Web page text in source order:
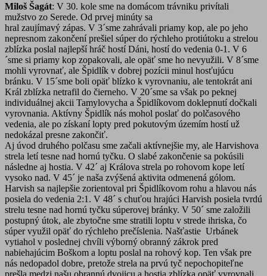
Miloš Šagát: V 30. kole sme na domácom trávniku privítali
mužstvo zo Serede. Od prvej minúty sa
hral zaujímavý zápas. V 3´sme zahrávali priamy kop, ale po jeho
nepresnom zakončení prešiel súper do rýchleho protiútoku a strelou
zblízka poslal najlepší hráč hostí Dáni, hostí do vedenia 0-1. V 6
´sme si priamy kop zopakovali, ale opäť sme ho nevyužili. V 8´sme
mohli vyrovnať, ale Špidlík v dobrej pozícii minul hosťujúcu
bránku. V 15´sme boli opäť blízko k vyrovnaniu, ale tentokrát ani
Král zblízka netrafil do čierneho. V 20´sme sa však po peknej
individuálnej akcii Tamylovycha a Špidlíkovom doklepnutí dočkali
vyrovnania. Aktívny Špidlík nás mohol poslať do polčasového
vedenia, ale po získaní lopty pred pokutovým územím hostí už
nedokázal presne zakončiť.
Aj úvod druhého polčasu sme začali aktívnejšie my, ale Harvishova
strela letí tesne nad hornú tyčku. O slabé zakončenie sa pokúsili
následne aj hostia. V 42´ aj Králova strela po rohovom kope letí
vysoko nad. V 45´ je naša zvýšená aktivita odmenená gólom.
Harvish sa najlepšie zorientoval pri Špidlíkovom rohu a hlavou nás
posiela do vedenia 2:1. V 48´ s chuťou hrajúci Harvish posiela tvrdú
strelu tesne nad hornú tyčku súperovej bránky. V 50´ sme založili
postupný útok, ale zbytočne sme stratili loptu v strede ihriska, čo
súper využil opäť do rýchleho prečíslenia. Našťastie Urbánek
vytiahol v poslednej chvíli výborný obranný zákrok pred
nabiehajúcim Boškom a loptu poslal na rohový kop. Ten však pre
nás nedopadol dobre, pretože strela na prvú tyč nepochopiteľne
prešla medzi našu obrannú dvojicu a hostia zblízka opäť vyrovnali.